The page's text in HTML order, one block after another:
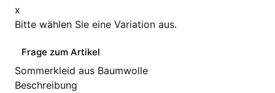
x
Bitte wählen Sie eine Variation aus.
Frage zum Artikel
Sommerkleid aus Baumwolle
Beschreibung